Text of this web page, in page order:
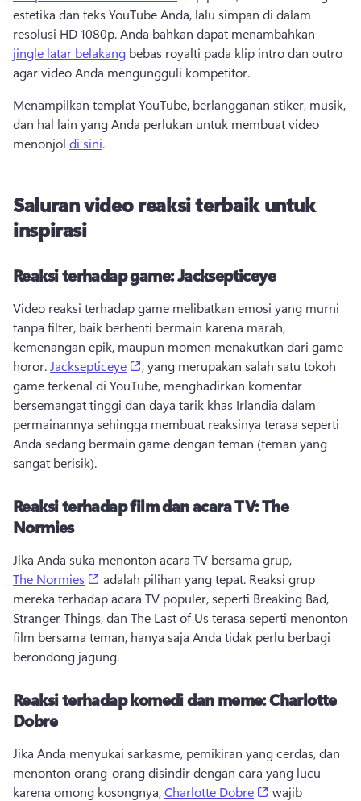
estetika dan teks YouTube Anda, lalu simpan di dalam
resolusi HD 1080p. Anda bahkan dapat menambahkan
jingle latar belakang bebas royalti pada klip intro dan outro
agar video Anda mengungguli kompetitor.
Menampilkan templat YouTube, berlangganan stiker, musik,
dan hal lain yang Anda perlukan untuk membuat video
menonjol di sini.
Saluran video reaksi terbaik untuk
inspirasi
Reaksi terhadap game: Jacksepticeye
Video reaksi terhadap game melibatkan emosi yang murni
tanpa filter, baik berhenti bermain karena marah,
kemenangan epik, maupun momen menakutkan dari game
horor. Jacksepticeye (opens in a new tab)
, yang merupakan salah satu tokoh
game terkenal di YouTube, menghadirkan komentar
bersemangat tinggi dan daya tarik khas Irlandia dalam
permainannya sehingga membuat reaksinya terasa seperti
Anda sedang bermain game dengan teman (teman yang
sangat berisik).
Reaksi terhadap film dan acara TV: The
Normies
Jika Anda suka menonton acara TV bersama grup,
The Normies
(opens in a new tab)
adalah pilihan yang tepat. Reaksi grup
mereka terhadap acara TV populer, seperti Breaking Bad,
Stranger Things, dan The Last of Us terasa seperti menonton
film bersama teman, hanya saja Anda tidak perlu berbagi
berondong jagung.
Reaksi terhadap komedi dan meme: Charlotte
Dobre
Jika Anda menyukai sarkasme, pemikiran yang cerdas, dan
menonton orang-orang disindir dengan cara yang lucu
karena omong kosongnya, Charlotte Dobre (opens in a new
wajib